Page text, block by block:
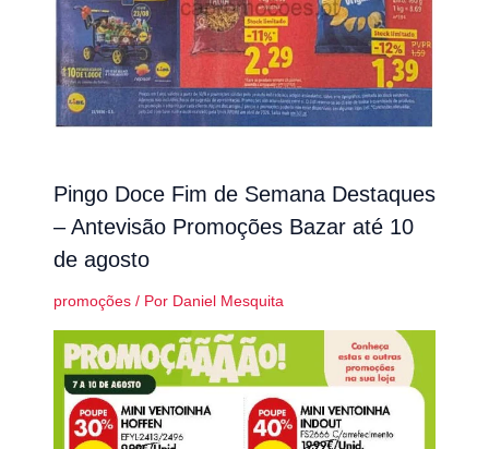
Pingo Doce Fim de Semana Destaques
– Antevisão Promoções Bazar até 10
de agosto
promoções/ Por Daniel Mesquita